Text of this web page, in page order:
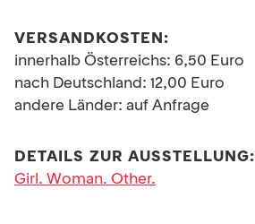
VERSANDKOSTEN:
innerhalb Österreichs: 6,50 Euro
nach Deutschland: 12,00 Euro
andere Länder: auf Anfrage
DETAILS ZUR AUSSTELLUNG:
Girl. Woman. Other.